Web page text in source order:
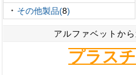
・ その他製品(8)
アルファベットか
プラス